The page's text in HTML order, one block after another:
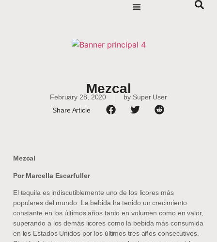
Mezcal
February 28, 2020 by Super User
Share Article
Mezcal
Por Marcella Escarfuller
El tequila es indiscutiblemente uno de los licores más
populares del mundo. La bebida ha tenido un crecimiento
constante en los últimos años tanto en volumen como en valor,
superando a los demás licores como la bebida más consumida
en los Estados Unidos por los últimos tres años consecutivos.